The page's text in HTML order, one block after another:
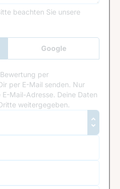
beachten Sie unsere
Google
Anmeldung
per
per E-Mail senden. Nur
Mail-Adresse. Deine Daten
weitergegeben.